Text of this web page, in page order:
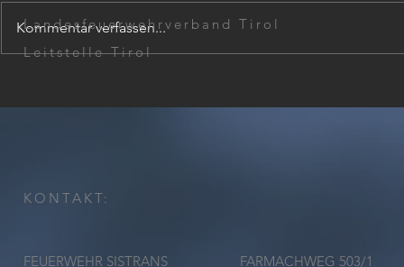
Wohnungsöffnung
Kommentar verfassen...
Landesfeuerwehrverband Tirol
Leitstelle Tirol
KONTAKT:
FEUERWEHR SISTRANS
FARMACHWEG 503/1